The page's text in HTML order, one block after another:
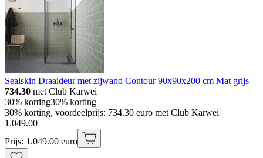
Sealskin Draaideur met zijwand Contour 90x90x200 cm Mat grijs
734.30 met Club Karwei
30% korting30% korting
30% korting, voordeelprijs: 734.30 euro met Club Karwei
1 .049.00
Prijs: 1.049.00 euro